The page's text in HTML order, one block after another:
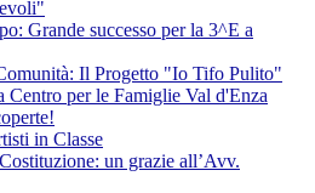
Grande successo per la 3^E a
Il Progetto "Io Tifo Pulito"
Centro per le Famiglie Val d'Enza
in Classe
un grazie all’Avv.